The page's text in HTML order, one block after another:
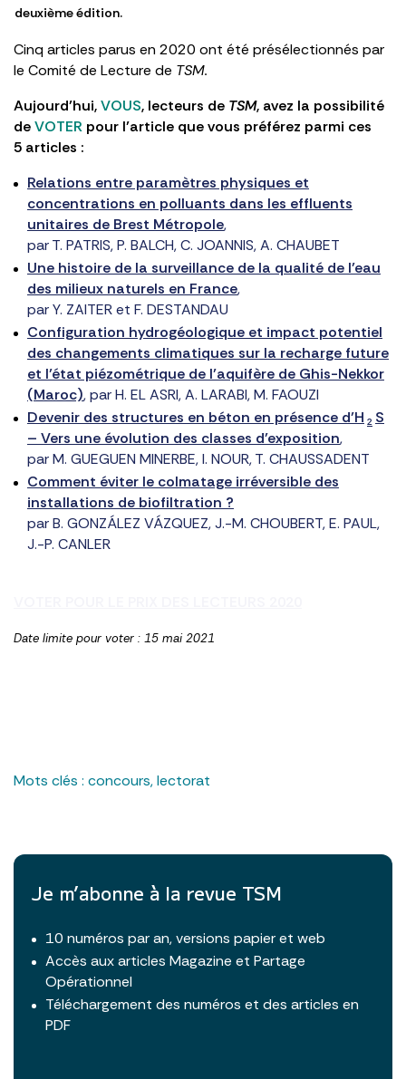
deuxième édition.
Cinq articles parus en 2020 ont été présélectionnés par
le Comité de Lecture de TSM.
Aujourd’hui,VOUS, lecteurs de TSM, avez la possibilité
deVOTER pour l’article que vous préférez parmi ces
5 articles :
Relations entre paramètres physiques et
concentrations en polluants dans les effluents
unitaires de Brest Métropole,
par T. PATRIS, P. BALCH, C. JOANNIS, A. CHAUBET
Une histoire de la surveillance de la qualité de l’eau
des milieux naturels en France,
par Y. ZAITER et F. DESTANDAU
Configuration hydrogéologique et impact potentiel
des changements climatiques sur la recharge future
et l’état piézométrique de l’aquifère de Ghis-Nekkor
(Maroc), par H. EL ASRI, A. LARABI, M. FAOUZI
Devenir des structures en béton en présence d’H 2 S
– Vers une évolution des classes d’exposition,
par M. GUEGUEN MINERBE, I. NOUR, T. CHAUSSADENT
Comment éviter le colmatage irréversible des
installations de biofiltration ?
par B. GONZÁLEZ VÁZQUEZ, J.-M. CHOUBERT, E. PAUL,
J.-P. CANLER
Date limite pour voter : 15 mai 2021
Mots clés : concours,lectorat
Je m’abonne à la revue TSM
10 numéros par an, versions papier et web
Accès aux articles Magazine et Partage
Opérationnel
Téléchargement des numéros et des articles en
PDF